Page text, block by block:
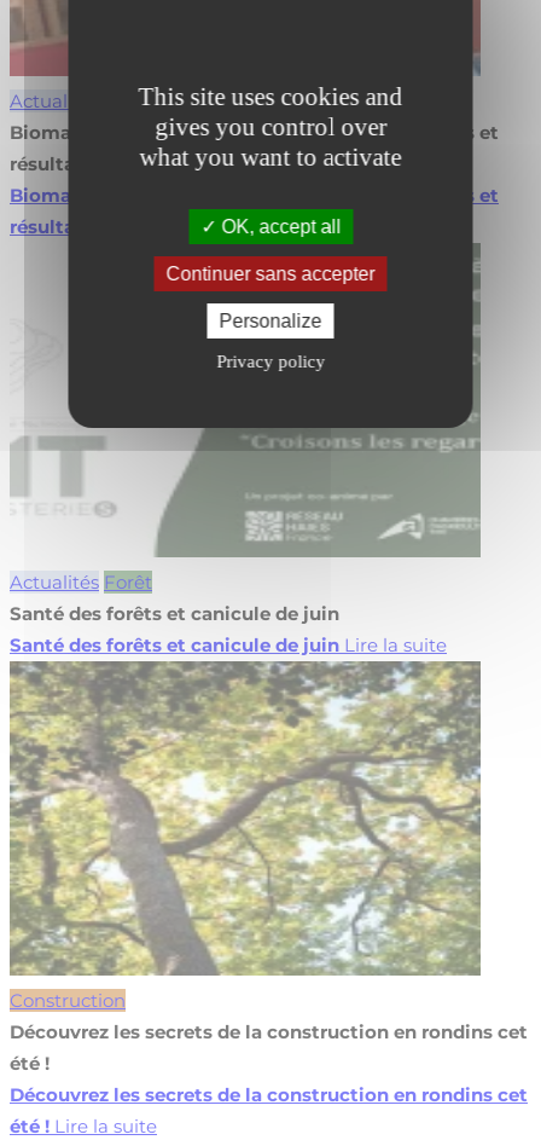
This site uses cookies and
gives you control over
what you want to activate
OK, accept all
Continuer sans accepter
Personalize
Privacy policy
Actualités
Biomasse en agroforesterie : valorisez vos projets et
résultats
Biomasse en agroforesterie : valorisez vos projets et
résultats
Lire la suite
Actualités Forêt
Santé des forêts et canicule de juin
Santé des forêts et canicule de juin Lire la suite
Construction
Découvrez les secrets de la construction en rondins cet
été !
Découvrez les secrets de la construction en rondins cet
été ! Lire la suite